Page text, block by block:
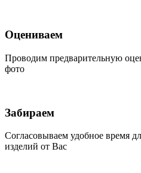
Оцениваем
Проводим предварительную
фото
Забираем
Согласовываем удобное время
изделий от Вас